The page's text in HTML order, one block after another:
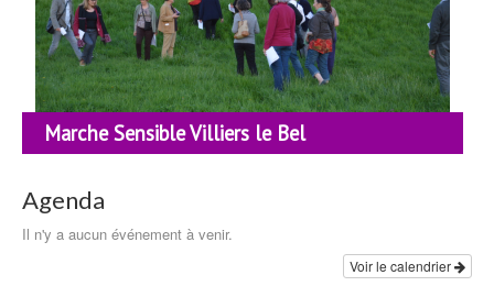
Marche Sensible Villiers le Bel
Agenda
Il n'y a aucun événement à venir.
Voir le calendrier